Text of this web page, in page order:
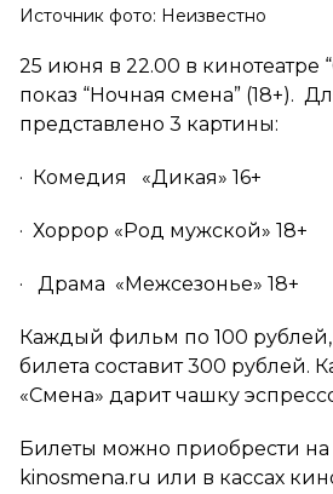
Источник фото: Неизвестно
25 июня в 22.00 в кинотеатре
показ “Ночная смена” (18+).
представлено 3 картины:
· Комедия «Дикая» 16+
· Хоррор «Род мужской» 18+
· Драма «Межсезонье» 18+
Каждый фильм по 100
билета составит 300 рублей.
«Смена» дарит чашку
Билеты можно приобрести на
kinosmena.ru или в кассах